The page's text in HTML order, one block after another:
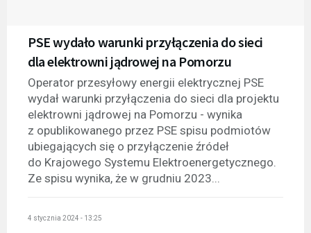
PSE wydało warunki przyłączenia do sieci
dla elektrowni jądrowej na Pomorzu
Operator przesyłowy energii elektrycznej PSE
wydał warunki przyłączenia do sieci dla projektu
elektrowni jądrowej na Pomorzu - wynika
z opublikowanego przez PSE spisu podmiotów
ubiegających się o przyłączenie źródeł
do Krajowego Systemu Elektroenergetycznego.
Ze spisu wynika, że w grudniu 2023...
4 stycznia 2024 - 13:25